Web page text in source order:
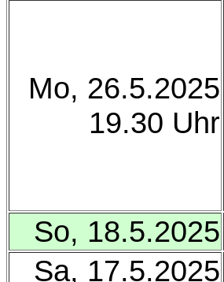
Mo, 26.5.2025
19.30 Uhr
So, 18.5.2025
Sa, 17.5.2025